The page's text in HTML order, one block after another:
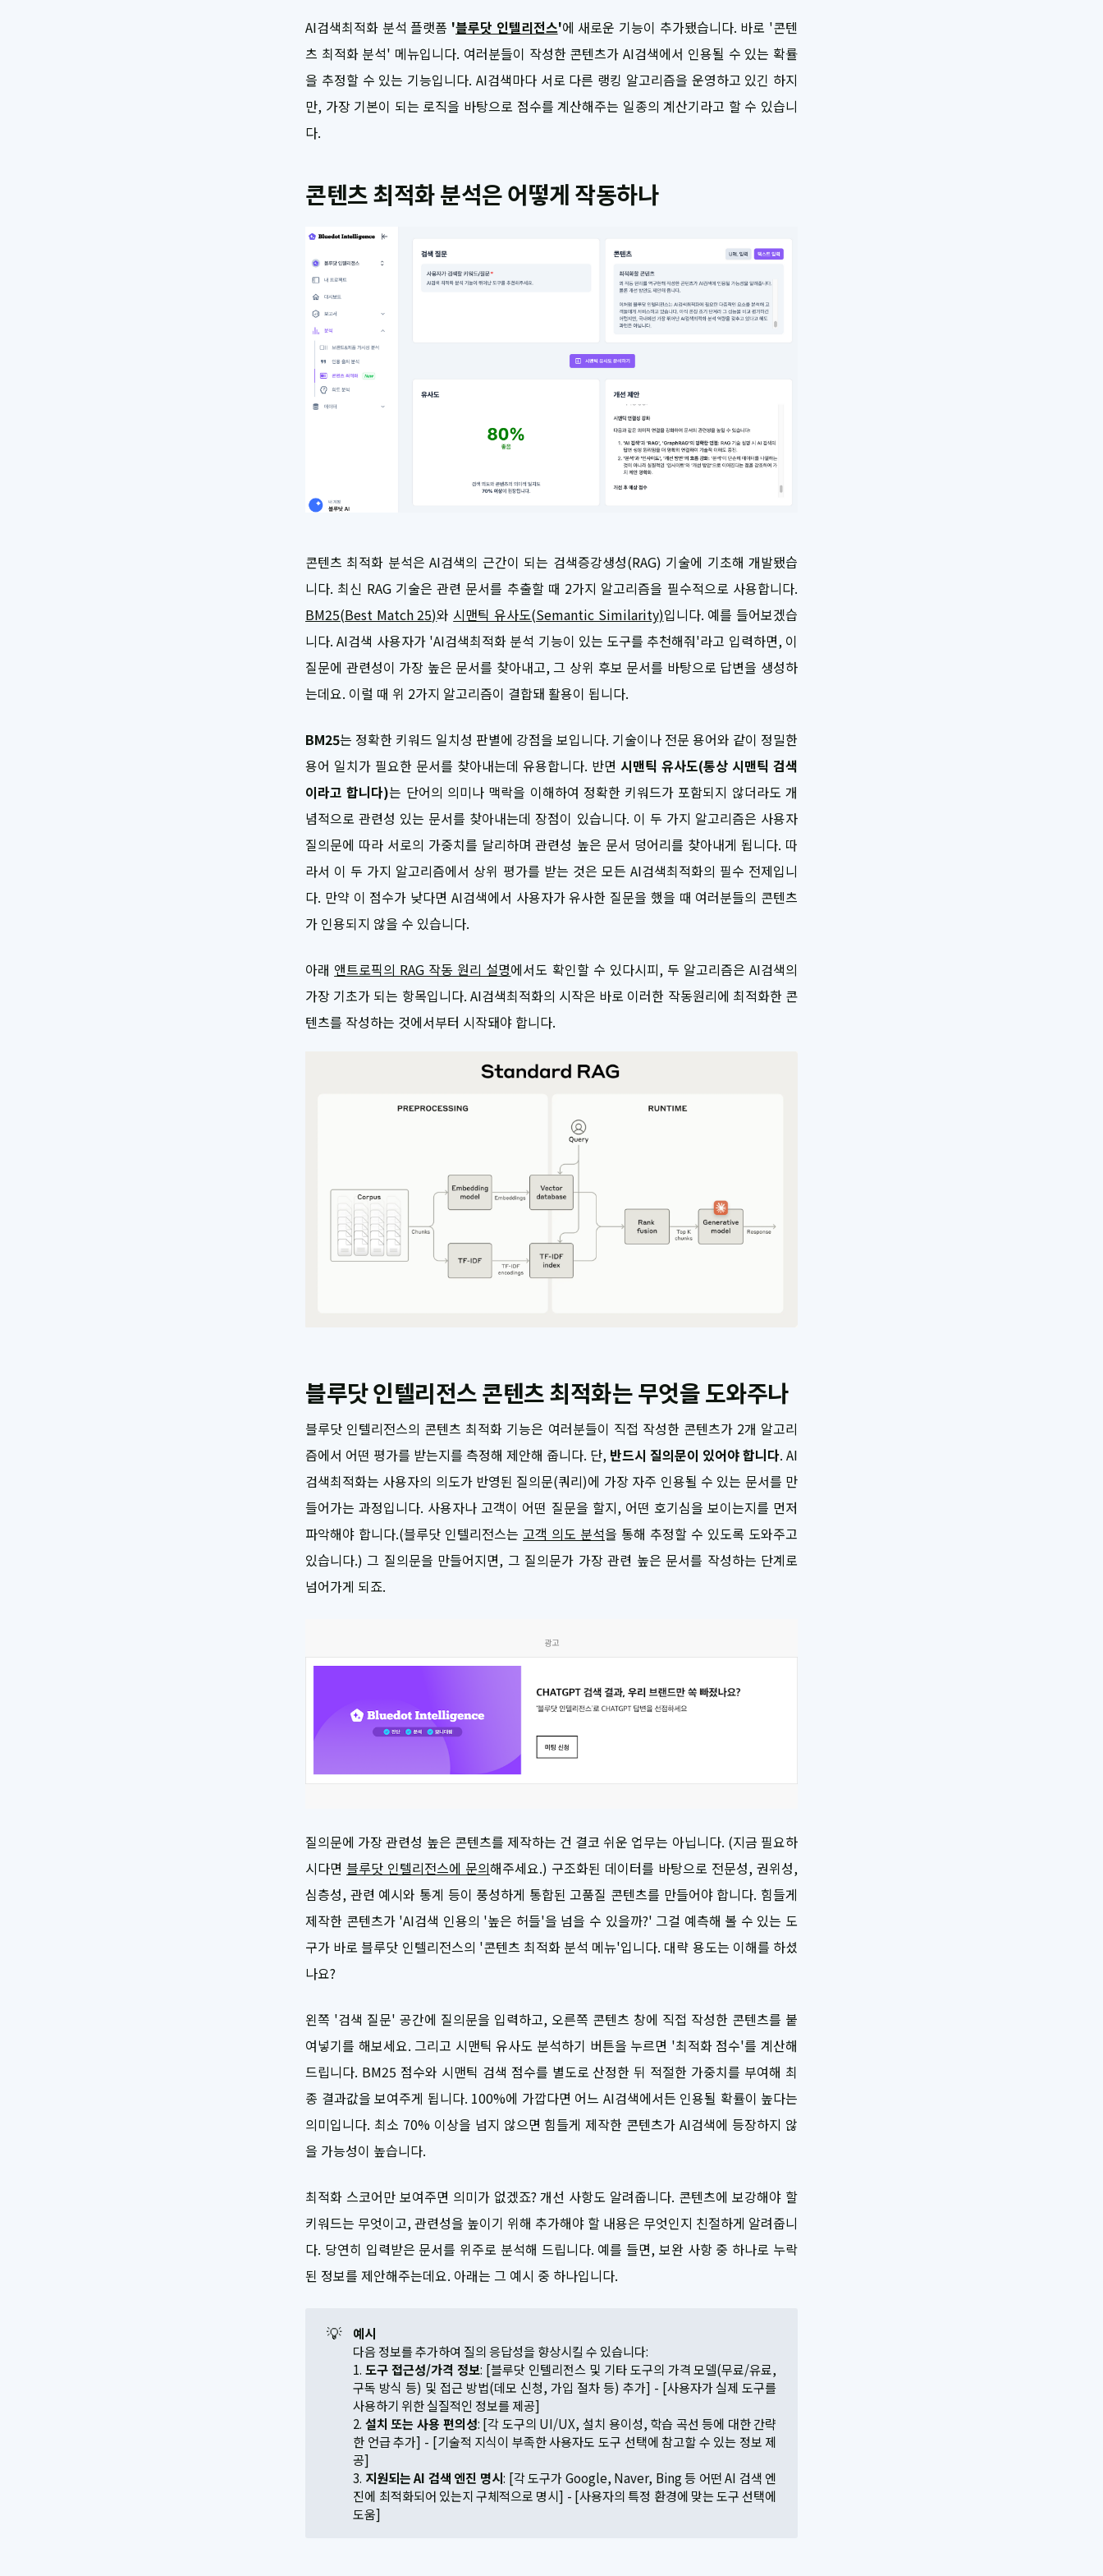
AI검색최적화 분석 플랫폼 '블루닷 인텔리전스'에 새로운 기능이 추가됐습니다. 바로 '콘텐
츠 최적화 분석' 메뉴입니다. 여러분들이 작성한 콘텐츠가 AI검색에서 인용될 수 있는 확률
을 추정할 수 있는 기능입니다. AI검색마다 서로 다른 랭킹 알고리즘을 운영하고 있긴 하지
만, 가장 기본이 되는 로직을 바탕으로 점수를 계산해주는 일종의 계산기라고 할 수 있습니
다.
콘텐츠 최적화 분석은 어떻게 작동하나
콘텐츠 최적화 분석은 AI검색의 근간이 되는 검색증강생성(RAG) 기술에 기초해 개발됐습
니다. 최신 RAG 기술은 관련 문서를 추출할 때 2가지 알고리즘을 필수적으로 사용합니다.
BM25(Best Match 25)와 시맨틱 유사도(Semantic Similarity)입니다. 예를 들어보겠습
니다. AI검색 사용자가 'AI검색최적화 분석 기능이 있는 도구를 추천해줘'라고 입력하면, 이
질문에 관련성이 가장 높은 문서를 찾아내고, 그 상위 후보 문서를 바탕으로 답변을 생성하
는데요. 이럴 때 위 2가지 알고리즘이 결합돼 활용이 됩니다.
BM25는 정확한 키워드 일치성 판별에 강점을 보입니다. 기술이나 전문 용어와 같이 정밀한
용어 일치가 필요한 문서를 찾아내는데 유용합니다. 반면 시맨틱 유사도(통상 시맨틱 검색
이라고 합니다)는 단어의 의미나 맥락을 이해하여 정확한 키워드가 포함되지 않더라도 개
념적으로 관련성 있는 문서를 찾아내는데 장점이 있습니다. 이 두 가지 알고리즘은 사용자
질의문에 따라 서로의 가중치를 달리하며 관련성 높은 문서 덩어리를 찾아내게 됩니다. 따
라서 이 두 가지 알고리즘에서 상위 평가를 받는 것은 모든 AI검색최적화의 필수 전제입니
다. 만약 이 점수가 낮다면 AI검색에서 사용자가 유사한 질문을 했을 때 여러분들의 콘텐츠
가 인용되지 않을 수 있습니다.
아래 앤트로픽의 RAG 작동 원리 설명에서도 확인할 수 있다시피, 두 알고리즘은 AI검색의
가장 기초가 되는 항목입니다. AI검색최적화의 시작은 바로 이러한 작동원리에 최적화한 콘
텐츠를 작성하는 것에서부터 시작돼야 합니다.
블루닷 인텔리전스 콘텐츠 최적화는 무엇을 도와주나
블루닷 인텔리전스의 콘텐츠 최적화 기능은 여러분들이 직접 작성한 콘텐츠가 2개 알고리
즘에서 어떤 평가를 받는지를 측정해 제안해 줍니다. 단, 반드시 질의문이 있어야 합니다. AI
검색최적화는 사용자의 의도가 반영된 질의문(쿼리)에 가장 자주 인용될 수 있는 문서를 만
들어가는 과정입니다. 사용자나 고객이 어떤 질문을 할지, 어떤 호기심을 보이는지를 먼저
파악해야 합니다.(블루닷 인텔리전스는 고객 의도 분석을 통해 추정할 수 있도록 도와주고
있습니다.) 그 질의문을 만들어지면, 그 질의문가 가장 관련 높은 문서를 작성하는 단계로
넘어가게 되죠.
광고
질의문에 가장 관련성 높은 콘텐츠를 제작하는 건 결코 쉬운 업무는 아닙니다. (지금 필요하
시다면 블루닷 인텔리전스에 문의해주세요.) 구조화된 데이터를 바탕으로 전문성, 권위성,
심층성, 관련 예시와 통계 등이 풍성하게 통합된 고품질 콘텐츠를 만들어야 합니다. 힘들게
제작한 콘텐츠가 'AI검색 인용의 '높은 허들'을 넘을 수 있을까?' 그걸 예측해 볼 수 있는 도
구가 바로 블루닷 인텔리전스의 '콘텐츠 최적화 분석 메뉴'입니다. 대략 용도는 이해를 하셨
나요?
왼쪽 '검색 질문' 공간에 질의문을 입력하고, 오른쪽 콘텐츠 창에 직접 작성한 콘텐츠를 붙
여넣기를 해보세요. 그리고 시맨틱 유사도 분석하기 버튼을 누르면 '최적화 점수'를 계산해
드립니다. BM25 점수와 시맨틱 검색 점수를 별도로 산정한 뒤 적절한 가중치를 부여해 최
종 결과값을 보여주게 됩니다. 100%에 가깝다면 어느 AI검색에서든 인용될 확률이 높다는
의미입니다. 최소 70% 이상을 넘지 않으면 힘들게 제작한 콘텐츠가 AI검색에 등장하지 않
을 가능성이 높습니다.
최적화 스코어만 보여주면 의미가 없겠죠? 개선 사항도 알려줍니다. 콘텐츠에 보강해야 할
키워드는 무엇이고, 관련성을 높이기 위해 추가해야 할 내용은 무엇인지 친절하게 알려줍니
다. 당연히 입력받은 문서를 위주로 분석해 드립니다. 예를 들면, 보완 사항 중 하나로 누락
된 정보를 제안해주는데요. 아래는 그 예시 중 하나입니다.
💡
예시
다음 정보를 추가하여 질의 응답성을 향상시킬 수 있습니다:
1.도구 접근성/가격 정보: [블루닷 인텔리전스 및 기타 도구의 가격 모델(무료/유료,
구독 방식 등) 및 접근 방법(데모 신청, 가입 절차 등) 추가] - [사용자가 실제 도구를
사용하기 위한 실질적인 정보를 제공]
2. 설치 또는 사용 편의성: [각 도구의 UI/UX, 설치 용이성, 학습 곡선 등에 대한 간략
한 언급 추가] - [기술적 지식이 부족한 사용자도 도구 선택에 참고할 수 있는 정보 제
공]
3. 지원되는 AI 검색 엔진 명시: [각 도구가 Google, Naver, Bing 등 어떤 AI 검색 엔
진에 최적화되어 있는지 구체적으로 명시] - [사용자의 특정 환경에 맞는 도구 선택에
도움]